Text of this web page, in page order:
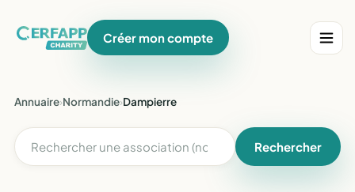
Créer mon compte
Annuaire›Normandie›Dampierre
Rechercher